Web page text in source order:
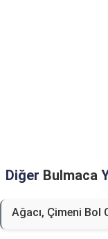
Diğer Bulmaca
Ağacı, Çimeni Bol